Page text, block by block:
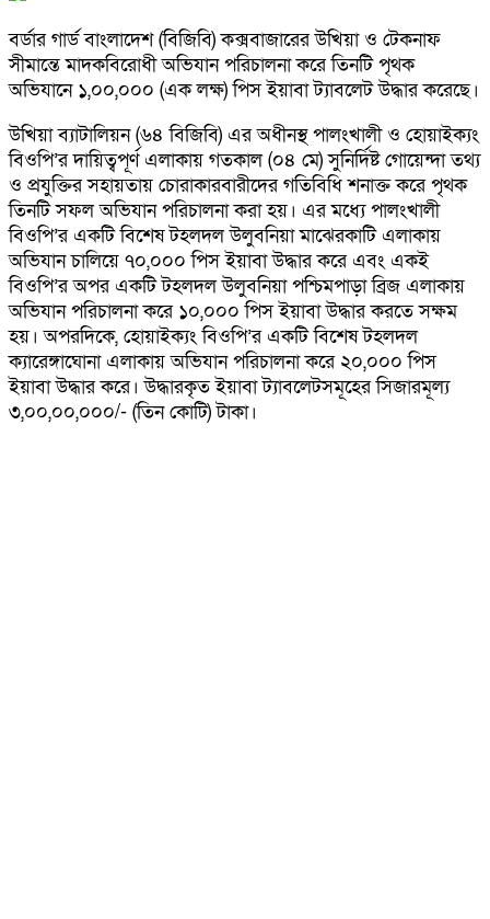
বর্ডার গার্ড বাংলাদেশ (বিজিবি) কক্সবাজারের উখিয়া ও টেকনাফ
সীমান্তে মাদকবিরোধী অভিযান পরিচালনা করে তিনটি পৃথক
অভিযানে ১,০০,০০০ (এক লক্ষ) পিস ইয়াবা ট্যাবলেট উদ্ধার করেছে।
উখিয়া ব্যাটালিয়ন (৬৪ বিজিবি) এর অধীনস্থ পালংখালী ও হোয়াইক্যং
বিওপি’র দায়িত্বপূর্ণ এলাকায় গতকাল (০৪ মে) সুনির্দিষ্ট গোয়েন্দা তথ্য
ও প্রযুক্তির সহায়তায় চোরাকারবারীদের গতিবিধি শনাক্ত করে পৃথক
তিনটি সফল অভিযান পরিচালনা করা হয়। এর মধ্যে পালংখালী
বিওপি’র একটি বিশেষ টহলদল উলুবনিয়া মাঝেরকাটি এলাকায়
অভিযান চালিয়ে ৭০,০০০ পিস ইয়াবা উদ্ধার করে এবং একই
বিওপি’র অপর একটি টহলদল উলুবনিয়া পশ্চিমপাড়া ব্রিজ এলাকায়
অভিযান পরিচালনা করে ১০,০০০ পিস ইয়াবা উদ্ধার করতে সক্ষম
হয়। অপরদিকে, হোয়াইক্যং বিওপি’র একটি বিশেষ টহলদল
ক্যারেঙ্গাঘোনা এলাকায় অভিযান পরিচালনা করে ২০,০০০ পিস
ইয়াবা উদ্ধার করে। উদ্ধারকৃত ইয়াবা ট্যাবলেটসমূহের সিজারমূল্য
৩,০০,০০,০০০/- (তিন কোটি) টাকা।